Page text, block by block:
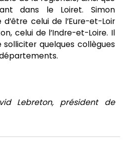
dans le Loiret. Simon
celui de l’Eure-et-Loir
celui de l’Indre-et-Loire. Il
quelques collègues
Lebreton, président de